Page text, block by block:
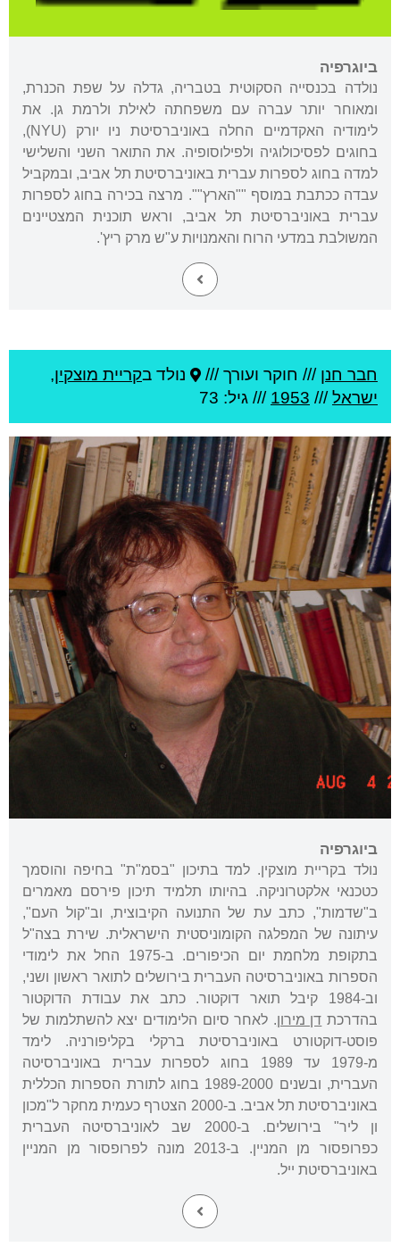
ביוגרפיה
נולדה בכנסייה הסקוטית בטבריה, גדלה על שפת הכנרת,
ומאוחר יותר עברה עם משפחתה לאילת ולרמת גן. את
לימודיה האקדמיים החלה באוניברסיטת ניו יורק (NYU),
בחוגים לפסיכולוגיה ולפילוסופיה. את התואר השני והשלישי
למדה בחוג לספרות עברית באוניברסיטת תל אביב, ובמקביל
עבדה ככתבת במוסף ""הארץ"". מרצה בכירה בחוג לספרות
עברית באוניברסיטת תל אביב, וראש תוכנית המצטיינים
המשולבת במדעי הרוח והאמנויות ע"ש מרק ריץ'.
חבר חנן /// חוקר ועורך /// נולד בקריית מוצקין,
ישראל///
1953 /// גיל: 73
ביוגרפיה
נולד בקריית מוצקין. למד בתיכון "בסמ"ת" בחיפה והוסמך
כטכנאי אלקטרוניקה. בהיותו תלמיד תיכון פירסם מאמרים
ב"שדמות", כתב עת של התנועה הקיבוצית, וב"קול העם",
עיתונה של המפלגה הקומוניסטית הישראלית. שירת בצה"ל
בתקופת מלחמת יום הכיפורים. ב-1975 החל את לימודי
הספרות באוניברסיטה העברית בירושלים לתואר ראשון ושני,
וב-1984 קיבל תואר דוקטור. כתב את עבודת הדוקטור
בהדרכת דן מירון. לאחר סיום הלימודים יצא להשתלמות של
פוסט-דוקטורט באוניברסיטת ברקלי בקליפורניה. לימד
מ-1979 עד 1989 בחוג לספרות עברית באוניברסיטה
העברית, ובשנים 1989-2000 בחוג לתורת הספרות הכללית
באוניברסיטת תל אביב. ב-2000 הצטרף כעמית מחקר ל"מכון
ון ליר" בירושלים. ב-2000 שב לאוניברסיטה העברית
כפרופסור מן המניין. ב-2013 מונה לפרופסור מן המניין
באוניברסיטת ייל.